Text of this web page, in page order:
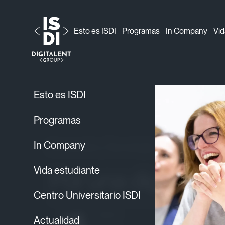
Esto es ISDI Programas In Company
ISDI Innovación y Tecnología › Por
Esto es ISDI
Programas
In Company
Vida estudiante
Centro Universitario ISDI
Actualidad
Innovación y Tecnología 20/10/2020
Por una